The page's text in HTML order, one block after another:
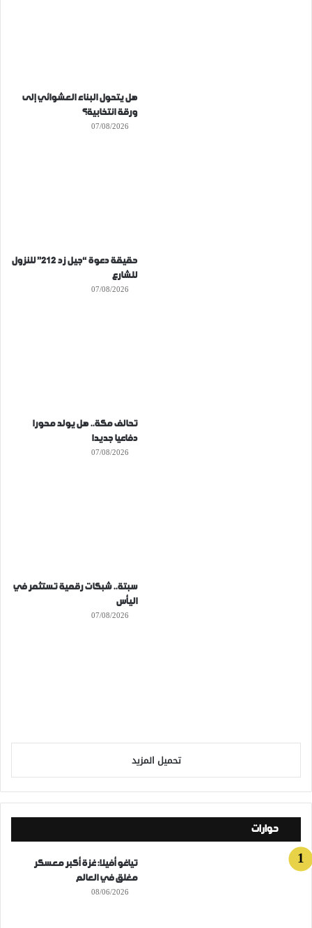
هل يتحول البناء العشوائي إلى
ورقة انتخابية؟
07/08/2026
حقيقة دعوة “جيل زد 212” للنزول
للشارع
07/08/2026
تحالف مكة.. هل يولد محورا
دفاعيا جديدا
07/08/2026
سبتة.. شبكات رقمية تستثمر في
اليأس
07/08/2026
تحميل المزيد
حوارات
تياغو أفيلا: غزة أكبر معسكر
مغلق في العالم
08/06/2026